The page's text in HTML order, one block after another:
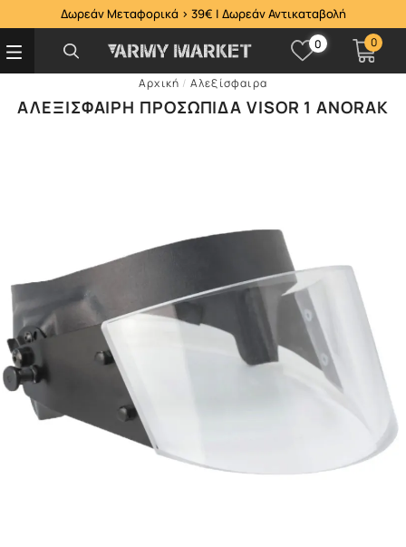
Δωρεάν Μεταφορικά > 39€ | Δωρεάν Αντικαταβολή
0 0
Αρχική / Αλεξίσφαιρα
ΑΛΕΞΊΣΦΑΙΡΗ ΠΡΟΣΩΠΊΔΑ VISOR 1 ANORAK